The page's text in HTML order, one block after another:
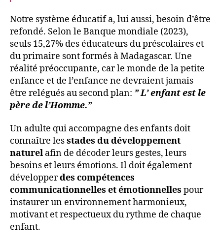
Notre système éducatif a, lui aussi, besoin d’être
refondé. Selon le Banque mondiale (2023),
seuls 15,27% des éducateurs du préscolaires et
du primaire sont formés à Madagascar. Une
réalité préoccupante, car le monde de la petite
enfance et de l’enfance ne devraient jamais
être relégués au second plan: ” L’ enfant est le
père de l’Homme.”
Un adulte qui accompagne des enfants doit
connaître lesstades du développement
naturel afin de décoder leurs gestes, leurs
besoins et leurs émotions. Il doit également
développerdes compétences
communicationnelles et émotionnelles pour
instaurer un environnement harmonieux,
motivant et respectueux du rythme de chaque
enfant.